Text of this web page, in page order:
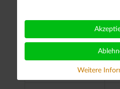
Kuckuck,
Star, Wendehals
Weitere